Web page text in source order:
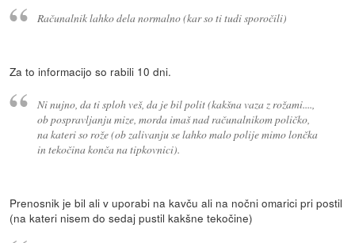
Računalnik lahko dela normalno (kar so ti tudi sporočili)
Za to informacijo so rabili 10 dni.
Ni nujno, da ti sploh veš, da je bil polit (kakšna vaza z rožami....,
ob pospravljanju mize, morda imaš nad računalnikom poličko,
na kateri so rože (ob zalivanju se lahko malo polije mimo lončka
in tekočina konča na tipkovnici).
Prenosnik je bil ali v uporabi na kavču ali na nočni omarici pri postil
(na kateri nisem do sedaj pustil kakšne tekočine)